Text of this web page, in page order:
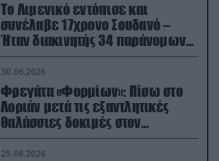
Το Λιμενικό εντόπισε και
συνέλαβε 17χρονο Σουδανό –
Ήταν διακινητής 34 παράνομων
μεταναστών
30.06.2026
Φρεγάτα «Φορμίων»: Πίσω στο
Λοριάν μετά τις εξαντλητικές
θαλάσσιες δοκιμές στον
απαιτητικό Βισκαϊκό
25.06.2026